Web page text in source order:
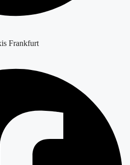
Frankfurt